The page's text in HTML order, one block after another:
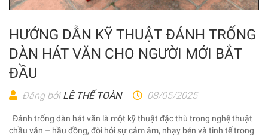
HƯỚNG DẪN KỸ THUẬT ĐÁNH TRỐNG
DÀN HÁT VĂN CHO NGƯỜI MỚI BẮT
ĐẦU
Đăng bởi LÊ THẾ TOÀN 08/05/2025
Đánh trống dàn hát văn là một kỹ thuật đặc thù trong nghệ thuật
chầu văn – hầu đồng, đòi hỏi sự cảm âm, nhạy bén và tinh tế trong